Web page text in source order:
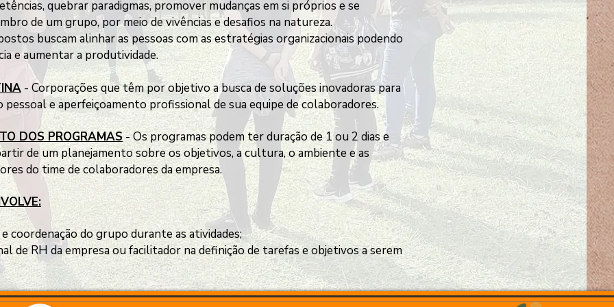
quebrar paradigmas, promover mudanças em si próprios e se
de um grupo, por meio de vivências e desafios na natureza.
buscam alinhar as pessoas com as estratégias organizacionais podendo
e aumentar a produtividade.
- Corporações que têm por objetivo a busca de soluções inovadoras para
e aperfeiçoamento profissional de sua equipe de colaboradores.
DOS PROGRAMAS- Os programas podem ter duração de 1 ou 2 dias e
de um planejamento sobre os objetivos, a cultura, o ambiente e as
do time de colaboradores da empresa.
coordenação do grupo durante as atividades;
de RH da empresa ou facilitador na definição de tarefas e objetivos a serem